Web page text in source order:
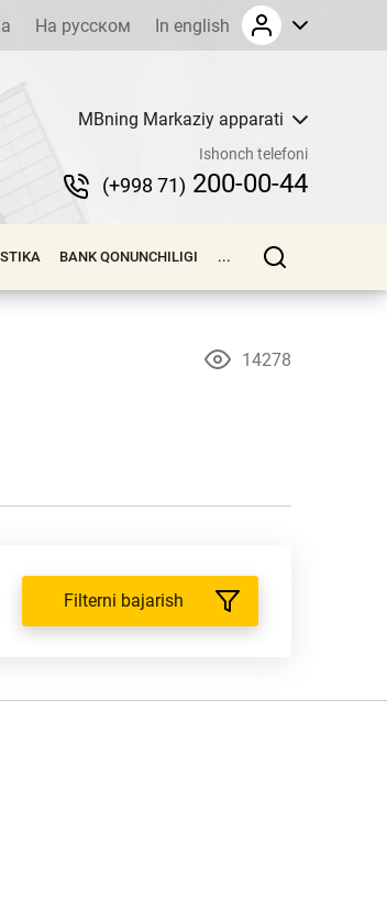
На русском In english
MBning Markaziy apparati
Ishonch telefoni
(+998 71) 200-00-44
BANK QONUNCHILIGI ...
14278
Filterni bajarish